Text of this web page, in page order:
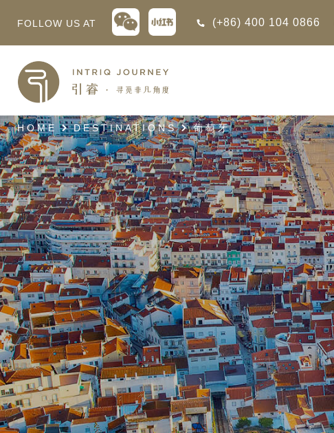
陆
非
加索
中美洲
北极
斯坦
伯
斯坦
斯坦
斯坦
斯坦
和黑塞哥维那
与游猎
化
酒
筑
INTRIQ FINESSE
CREDIT: BELMOND
WITH CONFIDENCE:
SAFARIS
PAY 2: ANANTARA SRI LANKA
CREDIT: BELMOND
WITH CONFIDENCE:
PARTNERS
FOLLOW US AT (+86) 400 104 0866
HOME DESTINATIONS 葡萄牙